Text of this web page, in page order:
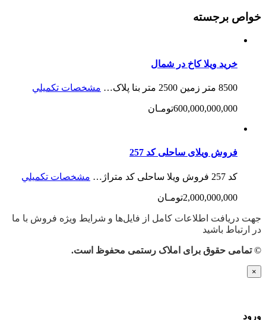
خواص برجسته
خرید ویلا کاخ در شمال
8500 متر زمین 2500 متر بنا پلاک… مشخصات تكميلي
600,000,000,000تومـان
فروش ویلای ساحلی کد 257
کد 257 فروش ویلا ساحلی کد متراژ… مشخصات تكميلي
2,000,000,000تومـان
جهت دریافت اطلاعات کامل از فایل‌ها و شرایط ویژه فروش با ما
در ارتباط باشید
© تمامی حقوق برای املاک رستمی محفوظ است.
×
ورود